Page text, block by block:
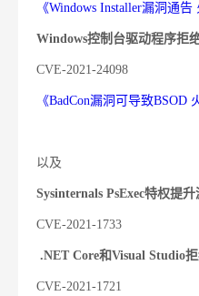
《Windows Installer漏洞通
Windows控制台驱动程序拒
CVE-2021-24098
《BadCon漏洞可导致BSOD
以及
Sysinternals PsExec特权提升
CVE-2021-1733
.NET Core和Visual Studio
CVE-2021-1721